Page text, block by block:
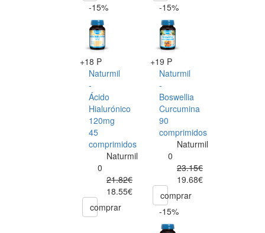
-15%
+18 P
Naturmil
-
Ácido
Hialurónico
120mg
45
comprimidos
Naturmil
0
21.82€
18.55€
comprar
-15%
+19 P
Naturmil
-
Boswellia
Curcumina
90
comprimidos
Naturmil
0
23.15€
19.68€
comprar
-15%